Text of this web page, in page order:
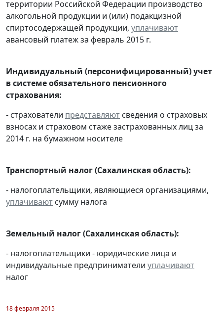
территории Российской Федерации производство
алкогольной продукции и (или) подакцизной
спиртосодержащей продукции, уплачивают
авансовый платеж за февраль 2015 г.
Индивидуальный (персонифицированный) учет
в системе обязательного пенсионного
страхования:
- страхователи представляют сведения о страховых
взносах и страховом стаже застрахованных лиц за
2014 г. на бумажном носителе
Транспортный налог (Сахалинская область):
- налогоплательщики, являющиеся организациями,
уплачивают сумму налога
Земельный налог (Сахалинская область):
- налогоплательщики - юридические лица и
индивидуальные предприниматели уплачивают
налог
18 февраля 2015